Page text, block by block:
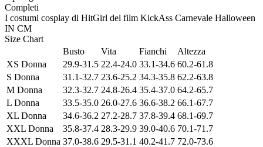
Completi
I costumi cosplay di HitGirl del film KickAss Carnevale Halloween
IN CM
Size Chart
Busto
Vita Fianchi
Altezza
XS Donna
29.9-31.5 22.4-24.0 33.1-34.6 60.2-61.8
S Donna
31.1-32.7 23.6-25.2 34.3-35.8 62.2-63.8
M Donna
32.3-32.7 24.8-26.4 35.4-37.0 64.2-65.7
L Donna
33.5-35.0 26.0-27.6 36.6-38.2 66.1-67.7
XL Donna
34.6-36.2 27.2-28.7 37.8-39.4 68.1-69.7
XXL Donna
35.8-37.4 28.3-29.9 39.0-40.6 70.1-71.7
XXXL Donna 37.0-38.6 29.5-31.1 40.2-41.7 72.0-73.6